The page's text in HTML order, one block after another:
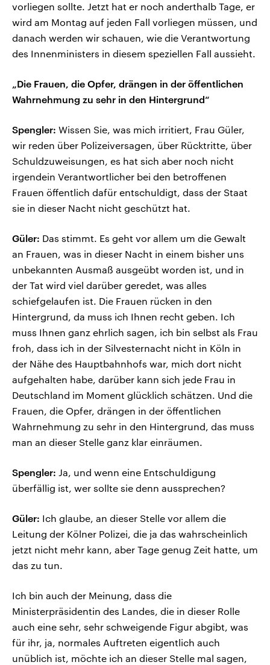
vorliegen sollte. Jetzt hat er noch anderthalb Tage, er
wird am Montag auf jeden Fall vorliegen müssen, und
danach werden wir schauen, wie die Verantwortung
des Innenministers in diesem speziellen Fall aussieht.
„Die Frauen, die Opfer, drängen in der öffentlichen
Wahrnehmung zu sehr in den Hintergrund“
Spengler: Wissen Sie, was mich irritiert, Frau Güler,
wir reden über Polizeiversagen, über Rücktritte, über
Schuldzuweisungen, es hat sich aber noch nicht
irgendein Verantwortlicher bei den betroffenen
Frauen öffentlich dafür entschuldigt, dass der Staat
sie in dieser Nacht nicht geschützt hat.
Güler: Das stimmt. Es geht vor allem um die Gewalt
an Frauen, was in dieser Nacht in einem bisher uns
unbekannten Ausmaß ausgeübt worden ist, und in
der Tat wird viel darüber geredet, was alles
schiefgelaufen ist. Die Frauen rücken in den
Hintergrund, da muss ich Ihnen recht geben. Ich
muss Ihnen ganz ehrlich sagen, ich bin selbst als Frau
froh, dass ich in der Silvesternacht nicht in Köln in
der Nähe des Hauptbahnhofs war, mich dort nicht
aufgehalten habe, darüber kann sich jede Frau in
Deutschland im Moment glücklich schätzen. Und die
Frauen, die Opfer, drängen in der öffentlichen
Wahrnehmung zu sehr in den Hintergrund, das muss
man an dieser Stelle ganz klar einräumen.
Spengler: Ja, und wenn eine Entschuldigung
überfällig ist, wer sollte sie denn aussprechen?
Güler: Ich glaube, an dieser Stelle vor allem die
Leitung der Kölner Polizei, die ja das wahrscheinlich
jetzt nicht mehr kann, aber Tage genug Zeit hatte, um
das zu tun.
Ich bin auch der Meinung, dass die
Ministerpräsidentin des Landes, die in dieser Rolle
auch eine sehr, sehr schweigende Figur abgibt, was
für ihr, ja, normales Auftreten eigentlich auch
unüblich ist, möchte ich an dieser Stelle mal sagen,